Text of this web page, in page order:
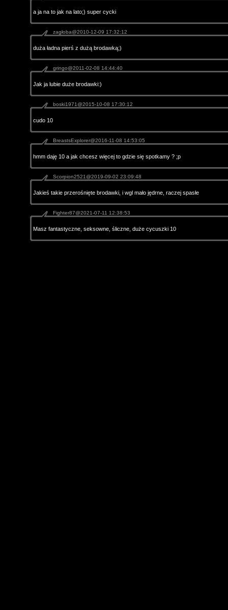
a ja na to jak na lato;) super cycki
zagłoba@2010-12-09 17:32:12
duża ładna pierś z dużą brodawką;)
gringo@2011-02-08 14:44:40
Jak ja lubie duże brodawki:)
boski1971@2015-10-08 17:30:12
cudo 10
BreastsExplorer@2016-11-08 14:53:05
hmm daję 10 a jak chcesz więcej to gdzie się spotkamy ? ;p
Scorpion2521@2019-09-02 23:09:48
Jakieś takie przerośnięte brodawki, i wgl mało jędrne, raczej spasłe
Fighter87@2021-07-11 12:38:53
Masz fantastyczne, seksowne, śliczne, duże cycuszki 10